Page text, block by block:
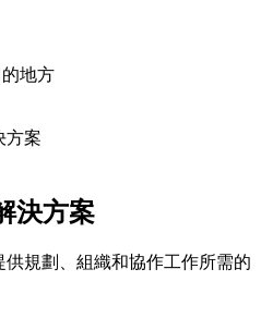
地方
方案
決方案
規劃、組織和協作工作所需的